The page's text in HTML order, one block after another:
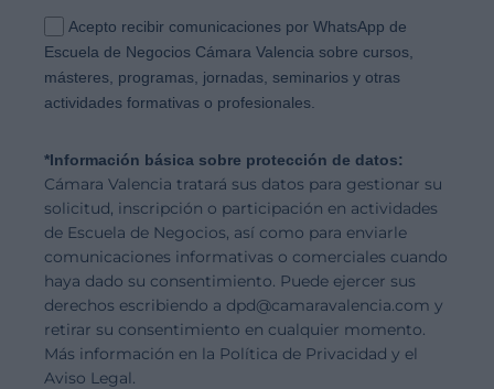
Acepto recibir comunicaciones por WhatsApp de
Escuela de Negocios Cámara Valencia sobre cursos,
másteres, programas, jornadas, seminarios y otras
actividades formativas o profesionales.
*Información básica sobre protección de datos:
Cámara Valencia tratará sus datos para gestionar su
solicitud, inscripción o participación en actividades
de Escuela de Negocios, así como para enviarle
comunicaciones informativas o comerciales cuando
haya dado su consentimiento. Puede ejercer sus
derechos escribiendo a dpd@camaravalencia.com y
retirar su consentimiento en cualquier momento.
Más información en la Política de Privacidad y el
Aviso Legal.